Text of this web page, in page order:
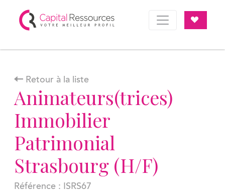
Retour à la liste
Animateurs(trices)
Immobilier
Patrimonial
Strasbourg (H/F)
Référence : ISRS67